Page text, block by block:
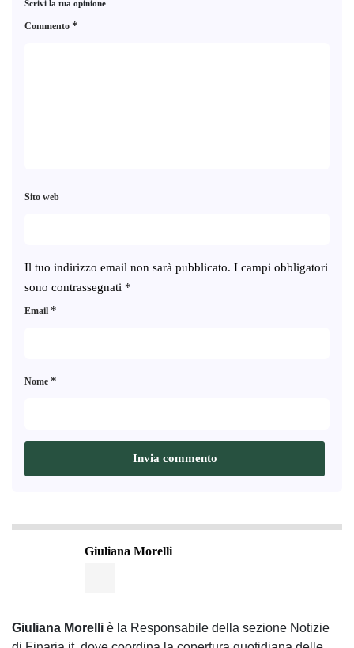
Scrivi la tua opinione
Il tuo indirizzo email non sarà pubblicato. I campi obbligatori
sono contrassegnati *
Commento *
Nome *
Email *
Sito web
Giuliana Morelli
Giuliana Morelli è la Responsabile della sezione Notizie